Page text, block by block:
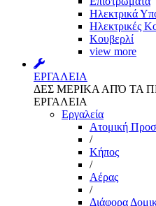
Ηλεκτρικά
Ηλεκτρικές
Κουβερλί
view more
ΕΡΓΑΛΕΙΑ
ΔΕΣ ΜΕΡΙΚΑ ΑΠΌ ΤΑ
ΕΡΓΑΛΕΙΑ
Εργαλεία
Aτομική
/
Kήπος
/
Αέρας
/
Διάφορα